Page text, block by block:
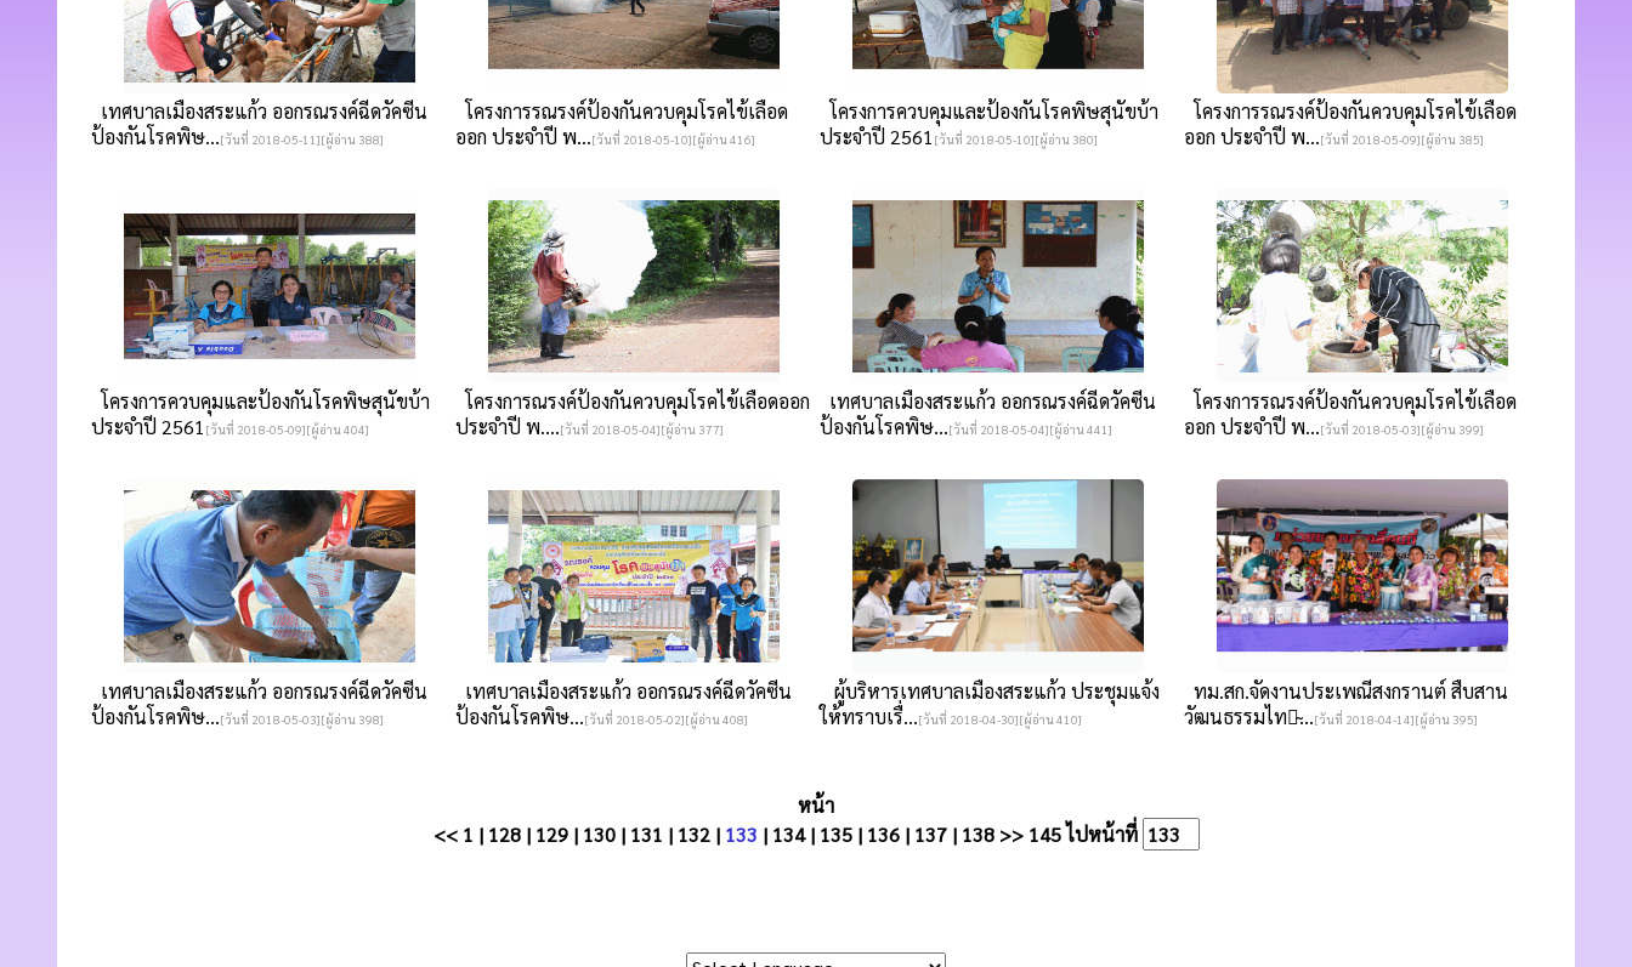
เทศบาลเมืองสระแก้ว ออกรณรงค์ฉีดวัคซีน
ป้องกันโรคพิษ...[วันที่ 2018-05-11][ผู้อ่าน 388]
โครงการรณรงค์ป้องกันควบคุมโรคไข้เลือด
ออก ประจำปี พ...[วันที่ 2018-05-10][ผู้อ่าน 416]
โครงการควบคุมและป้องกันโรคพิษสุนัขบ้า
ประจำปี 2561 [วันที่ 2018-05-10][ผู้อ่าน 380]
โครงการรณรงค์ป้องกันควบคุมโรคไข้เลือด
ออก ประจำปี พ...[วันที่ 2018-05-09][ผู้อ่าน 385]
โครงการควบคุมและป้องกันโรคพิษสุนัขบ้า
ประจำปี 2561 [วันที่ 2018-05-09][ผู้อ่าน 404]
โครงการณรงค์ป้องกันควบคุมโรคไข้เลือดออก
ประจำปี พ....[วันที่ 2018-05-04][ผู้อ่าน 377]
เทศบาลเมืองสระแก้ว ออกรณรงค์ฉีดวัคซีน
ป้องกันโรคพิษ...[วันที่ 2018-05-04][ผู้อ่าน 441]
โครงการรณรงค์ป้องกันควบคุมโรคไข้เลือด
ออก ประจำปี พ...[วันที่ 2018-05-03][ผู้อ่าน 399]
เทศบาลเมืองสระแก้ว ออกรณรงค์ฉีดวัคซีน
ป้องกันโรคพิษ...[วันที่ 2018-05-03][ผู้อ่าน 398]
เทศบาลเมืองสระแก้ว ออกรณรงค์ฉีดวัคซีน
ป้องกันโรคพิษ...[วันที่ 2018-05-02][ผู้อ่าน 408]
ผู้บริหารเทศบาลเมืองสระแก้ว ประชุมแจ้ง
ให้ทราบเรื่...[วันที่ 2018-04-30][ผู้อ่าน 410]
ทม.สก.จัดงานประเพณีสงกรานต์ สืบสาน
วัฒนธรรมไทย̴...[วันที่ 2018-04-14][ผู้อ่าน 395]
หน้า
<< 1 | 128| 129| 130| 131 | 132| 133 | 134| 135| 136| 137| 138 >> 145ไปหน้าที่